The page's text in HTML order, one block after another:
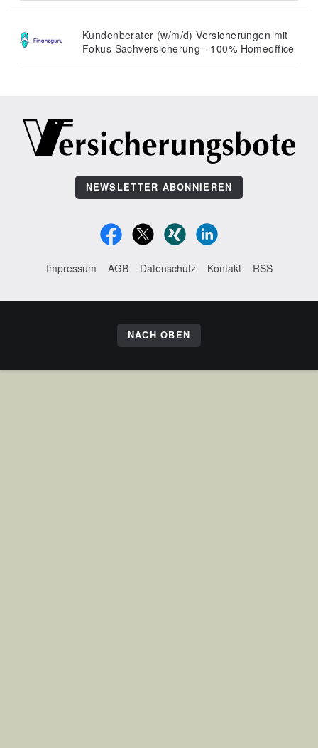
Kundenberater (w/m/d) Versicherungen mit
Fokus Sachversicherung - 100% Homeoffice
NEWSLETTER ABONNIEREN
Impressum AGB Datenschutz Kontakt RSS
NACH OBEN